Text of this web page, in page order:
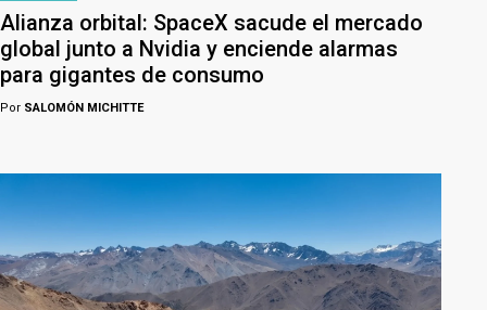
Alianza orbital: SpaceX sacude el mercado
global junto a Nvidia y enciende alarmas
para gigantes de consumo
Por SALOMÓN MICHITTE